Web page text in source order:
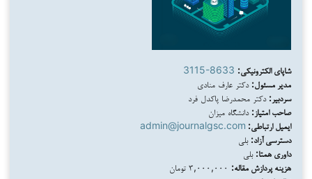
شاپای الکترونیکی: 3115-8633
مدیر مسئول: دکتر عارف منادی
سردبیر: دکتر محمدرضا پاکدل فرد
صاحب امتیاز: دانشگاه میزان
ایمیل ارتباطی: admin@journalgsc.com
دسترسی آزاد: بلی
داوری همتا: بلی
هزینه پردازش مقاله: